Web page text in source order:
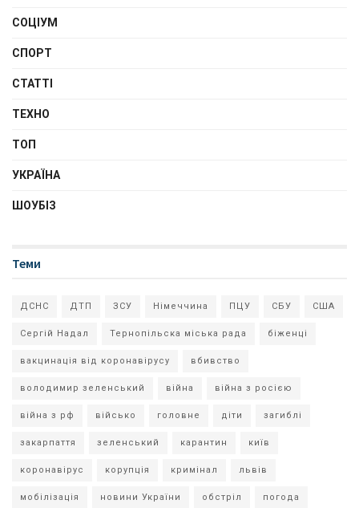
СОЦІУМ
СПОРТ
СТАТТІ
ТЕХНО
ТОП
УКРАЇНА
ШОУБІЗ
Теми
ДСНС ДТП ЗСУ Німеччина ПЦУ СБУ США
Сергій Надал Тернопільска міська рада біженці
вакцинація від коронавірусу вбивство
володимир зеленський війна війна з росією
війна з рф військо головне діти загиблі
закарпаття зеленський карантин київ
коронавірус корупція кримінал львів
мобілізація новини України обстріл погода